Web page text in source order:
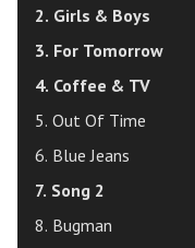
2. Girls & Boys
3. For Tomorrow
4. Coffee & TV
5. Out Of Time
6. Blue Jeans
7. Song 2
8. Bugman